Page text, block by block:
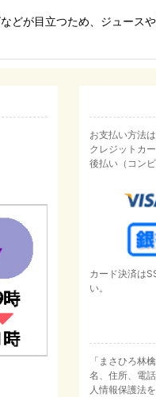
どが目立つため、ジュー
お支払い方法は
クレジットカ
後払い（コン
カード決済は
い。
「まさひろ林
名、住所、電
人情報保護法